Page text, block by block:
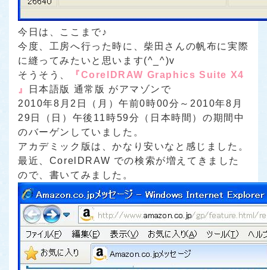
今日は、ここまで♪
今度、工房へ行った時に、柴田さんの帆布に実際
に縫ってみたいと思います(^_^)v
そうそう、
『CorelDRAW Graphics Suite X4
』
日本語版 通常版 がアマゾンで
2010年8月2日（月）午前0時00分～2010年8月
29日（日）午後11時59分（日本時間）の期間中
のバーゲンしていました。
アカデミック版は、かなり安いなと感じました。
最近、CorelDRAW での検索が増えてきました
ので、書いてみました。